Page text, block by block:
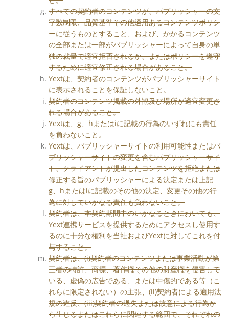
すべての契約者のコンテンツが、パブリッシャーの文
字数制限、品質基準その他適用あるコンテンツポリシ
ーに従うものとすること、および、かかるコンテンツ
の全部または一部がパブリッシャーによって自身の単
独の裁量で適宜拒否されるか、またはポリシーを遵守
するために適宜修正される場合があること。
Yextは、契約者のコンテンツがパブリッシャーサイト
に表示されることを保証しないこと。
契約者のコンテンツ掲載の外観及び場所が適宜変更さ
れる場合があること。
Yextは、g、hまたはiに記載の行為のいずれにも責任
を負わないこと。
Yextは、パブリッシャーサイトの利用可能性またはパ
ブリッシャーサイトの変更を含むパブリッシャーサイ
ト、クライアントが提出したコンテンツを拒絶または
修正する旨のパブリッシャーによる決定または上記
g、hまたはiに記載のその他の決定、変更その他の行
為に対していかなる責任も負わないこと。
契約者は、本契約期間中のいかなるときにおいても、
Yext連携サービスを提供するためにアクセスし使用す
るのに十分な権利を当社およびYextに対してこれを付
与すること。
契約者は、(i)契約者のコンテンツまたは事業活動が第
三者の特許、商標、著作権その他の財産権を侵害して
いる、虚偽の広告である、または中傷的である等（こ
れらに限定されない）の主張、(ii)契約者による適用法
規の違反、(iii)契約者の過失または故意による行為か
ら生じるまたはこれらに関連する範囲で、それぞれの